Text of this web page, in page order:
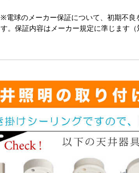
※電球のメーカー保証について、初期不
す。保証内容はメーカー規定に準じます